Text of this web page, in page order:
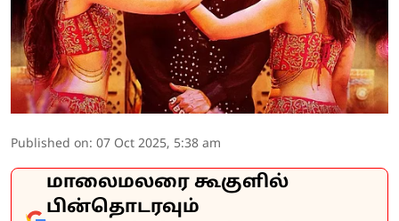
Published on: 07 Oct 2025, 5:38 am
மாலைமலரை கூகுளில்
பின்தொடரவும்